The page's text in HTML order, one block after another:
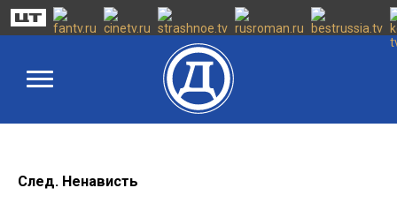
След. Ненависть